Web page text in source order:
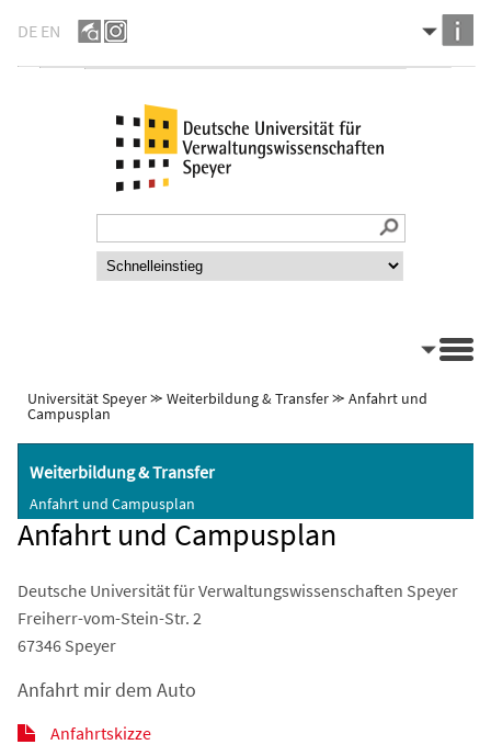
DE EN
Universität Speyer⪼ Weiterbildung & Transfer⪼ Anfahrt und
Campusplan
Weiterbildung & Transfer
Anfahrt und Campusplan
Anfahrt und Campusplan
Deutsche Universität für Verwaltungswissenschaften Speyer
Freiherr-vom-Stein-Str. 2
67346 Speyer
Anfahrt mir dem Auto
Anfahrtskizze